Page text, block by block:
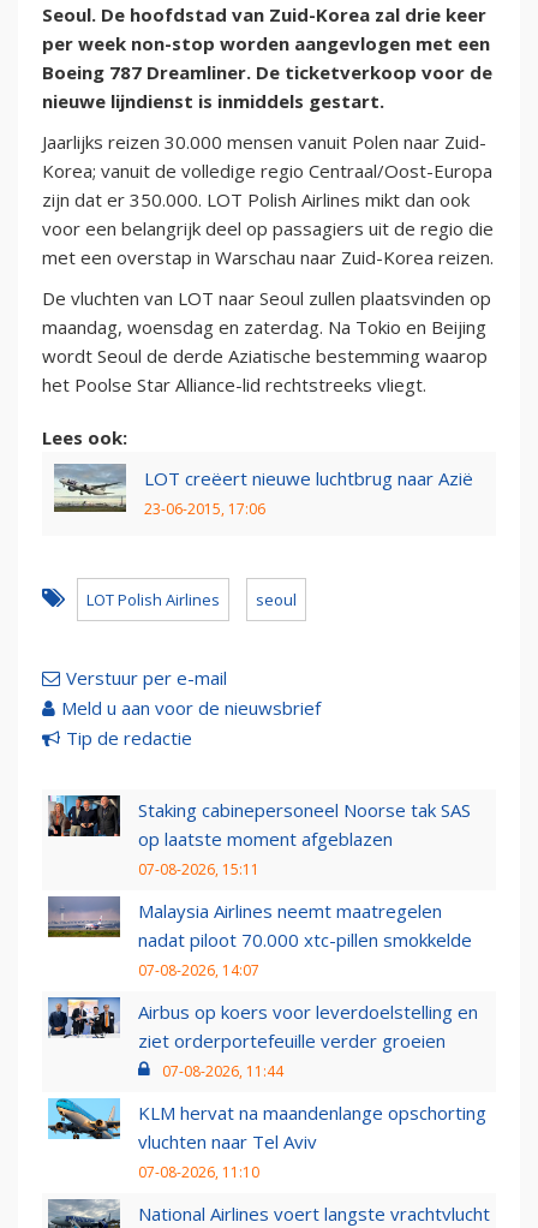
Seoul. De hoofdstad van Zuid-Korea zal drie keer
per week non-stop worden aangevlogen met een
Boeing 787 Dreamliner. De ticketverkoop voor de
nieuwe lijndienst is inmiddels gestart.
Jaarlijks reizen 30.000 mensen vanuit Polen naar Zuid-
Korea; vanuit de volledige regio Centraal/Oost-Europa
zijn dat er 350.000. LOT Polish Airlines mikt dan ook
voor een belangrijk deel op passagiers uit de regio die
met een overstap in Warschau naar Zuid-Korea reizen.
De vluchten van LOT naar Seoul zullen plaatsvinden op
maandag, woensdag en zaterdag. Na Tokio en Beijing
wordt Seoul de derde Aziatische bestemming waarop
het Poolse Star Alliance-lid rechtstreeks vliegt.
Lees ook:
LOT creëert nieuwe luchtbrug naar Azië
23-06-2015, 17:06
LOT Polish Airlines seoul
Verstuur per e-mail
Meld u aan voor de nieuwsbrief
Tip de redactie
Staking cabinepersoneel Noorse tak SAS
op laatste moment afgeblazen
07-08-2026, 15:11
Malaysia Airlines neemt maatregelen
nadat piloot 70.000 xtc-pillen smokkelde
07-08-2026, 14:07
Airbus op koers voor leverdoelstelling en
ziet orderportefeuille verder groeien
07-08-2026, 11:44
KLM hervat na maandenlange opschorting
vluchten naar Tel Aviv
07-08-2026, 11:10
National Airlines voert langste vrachtvlucht